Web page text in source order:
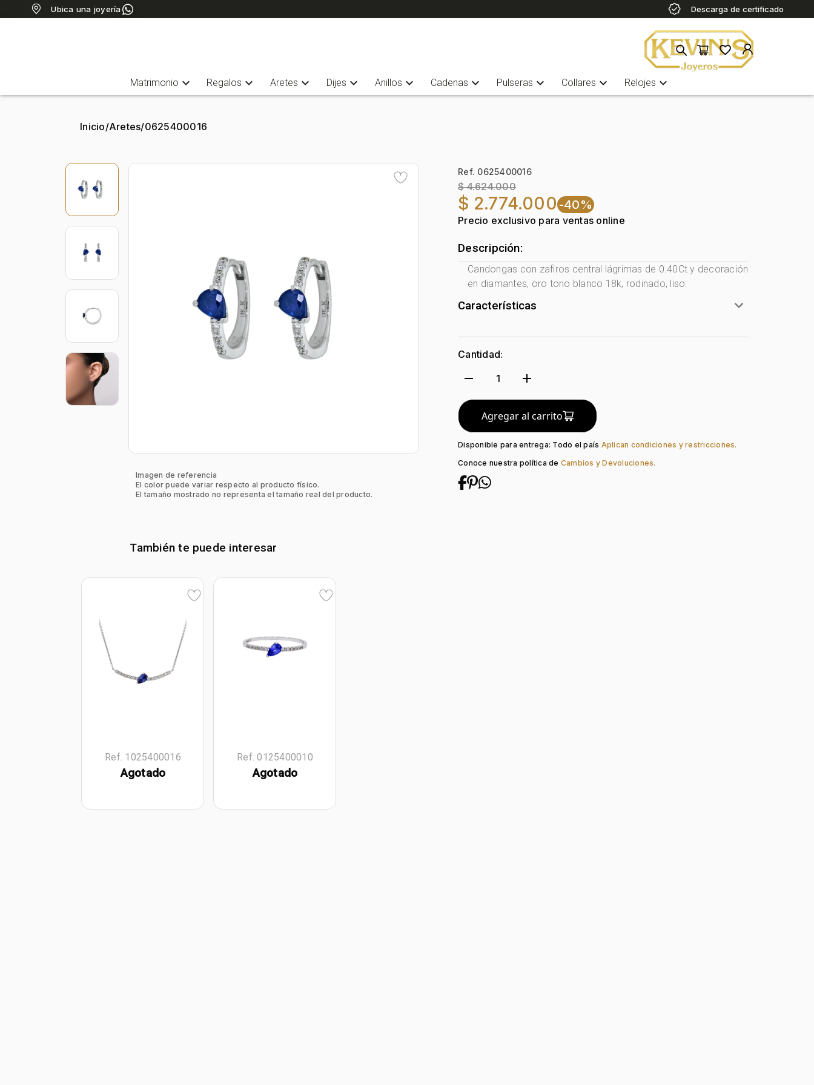
Ubica una joyería Descarga de certificado
Matrimonio expand_more Regalos expand_more Aretes expand_more Dijes expand_more Anillos expand_more Cadenas expand_more Pulseras expand_more Collares expand_more Relojes expand_more
Inicio/Aretes/0625400016
Imagen de referencia
El color puede variar respecto al producto físico.
El tamaño mostrado no representa el tamaño real del producto.
Ref. 0625400016
$ 4.624.000
$ 2.774.000-40%
Precio exclusivo para ventas online
Descripción:
Candongas con zafiros central lágrimas de 0.40Ct y decoración
en diamantes, oro tono blanco 18k, rodinado, liso:
Características
Género: Mujer
Tono Metal:
Metal: Oro 18 Kilates
Forma:
Plana
Colección: Ninguno
Tipo de Broche: Clip
0.4 Ct
Piedra central: Zafiro
Cantidad:
remove 1 add
Agregar al carrito
Disponible para entrega: Todo el país Aplican condiciones y restricciones.
Conoce nuestra política de Cambios y Devoluciones.
También te puede interesar
Ref. 1025400016
Agotado
Ref. 0125400010
Agotado